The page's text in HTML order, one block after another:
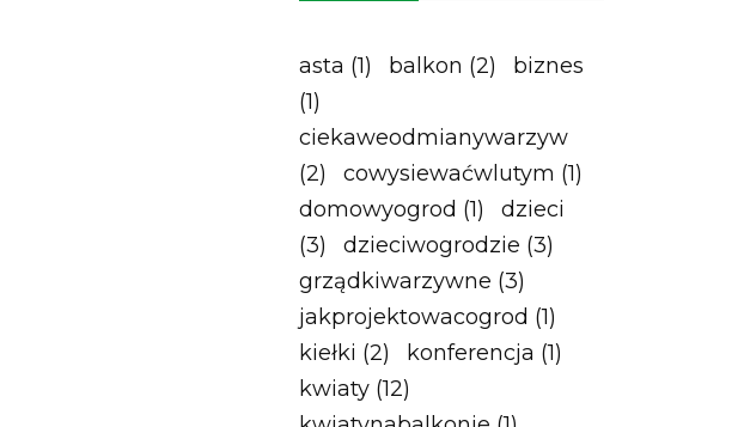
asta (1) balkon (2)
biznes
(1)
ciekaweodmianywarzyw
(2)
cowysiewaćwlutym (1)
domowyogrod (1)
dzieci
(3)
dzieciwogrodzie (3)
grządkiwarzywne (3)
jakprojektowacogrod (1)
kiełki (2) konferencja (1)
kwiaty (12)